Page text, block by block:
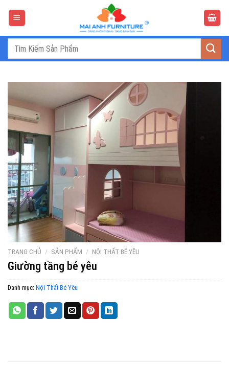
Tìm
TRANG CHỦ / SẢN PHẨM / NỘI THẤT BÉ YÊU
Giường tầng bé yêu
Danh mục: Nội Thất Bé Yêu